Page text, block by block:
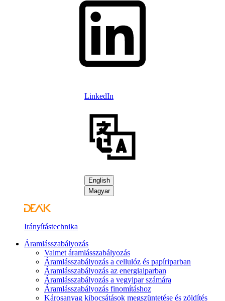
LinkedIn
English
Magyar
Irányítástechnika
Áramlásszabályozás
Valmet áramlásszabályozás
Áramlásszabályozás a cellulóz és papíriparban
Áramlásszabályozás az energiaiparban
Áramlásszabályozás a vegyipar számára
Áramlásszabályozás finomításhoz
Károsanyag kibocsátások megszüntetése és zöldítés